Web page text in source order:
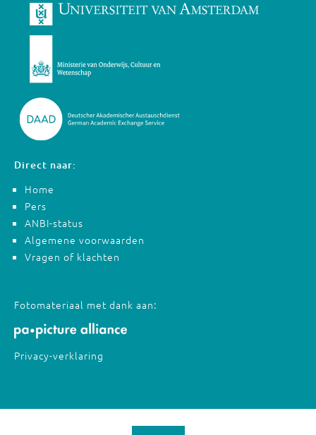
Direct naar:
Home
Pers
ANBI-status
Algemene voorwaarden
Vragen of klachten
Fotomateriaal met dank aan:
Privacy-verklaring